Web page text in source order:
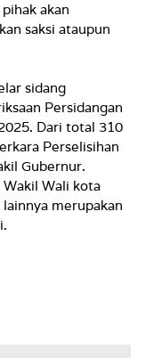
akan
saksi ataupun
sidang
Persidangan
Dari total 310
Perselisihan
Gubernur.
Wakil Wali kota
merupakan